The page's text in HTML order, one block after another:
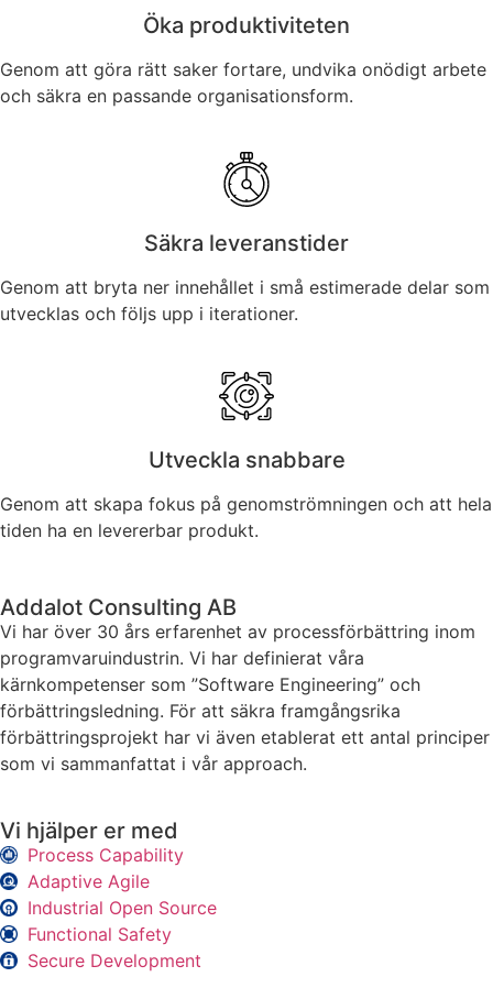
Öka produktiviteten
Genom att göra rätt saker fortare, undvika onödigt arbete
och säkra en passande organisationsform.
Säkra leveranstider
Genom att bryta ner innehållet i små estimerade delar som
utvecklas och följs upp i iterationer.
Utveckla snabbare
Genom att skapa fokus på genomströmningen och att hela
tiden ha en levererbar produkt.
Addalot Consulting AB
Vi har över 30 års erfarenhet av processförbättring inom
programvaruindustrin. Vi har definierat våra
kärnkompetenser som ”Software Engineering” och
förbättringsledning. För att säkra framgångsrika
förbättringsprojekt har vi även etablerat ett antal principer
som vi sammanfattat i vår approach.
Vi hjälper er med
Process Capability
Adaptive Agile
Industrial Open Source
Functional Safety
Secure Development